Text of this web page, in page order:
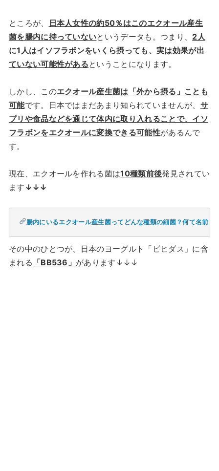
ところが、
日本人女性の約50％はこのエクオール産生
菌を腸内に持っていないというデータも。つまり、 2人
に1人はイソフラボンをいくら摂っても、実は効果が出
ていない可能性があるということになります。
しかし、このエクオール産生菌は「外から摂る」ことも
可能です。日本ではまだあまり知られていませんが、 サ
プリや食品などを通じて体内に取り入れることで、イソ
フラボンをエクオールに変換できる可能性があるんで
す。
現在、エクオールを作れる菌は10種類前後発見されてい
ます ↓↓↓
腸内にいるエクオール産生菌ってどんな種類の細菌？何て名前？
その中のひとつが、日本のヨーグルト「ビヒダス」に含
まれる 「BB536」 があります↓↓↓